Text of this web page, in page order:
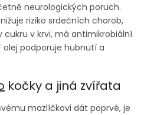
neurologických poruch.
riziko srdečních chorob,
v krvi, má antimikrobiální
olej podporuje hubnutí a
kočky a jiná zvířata
mazlíčkovi dát poprvé, je